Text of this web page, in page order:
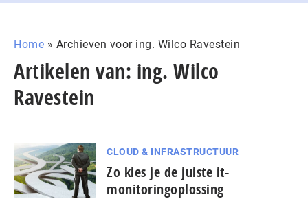
Home » Archieven voor ing. Wilco Ravestein
Artikelen van: ing. Wilco
Ravestein
CLOUD & INFRASTRUCTUUR
Zo kies je de juiste it-
monitoringoplossing